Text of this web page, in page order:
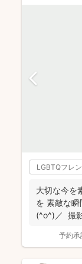
LGBTQフレ
大切な今を
を 素敵な瞬
(^o^)／ 撮
予約承